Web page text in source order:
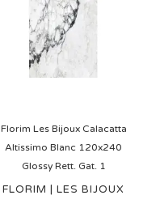
Florim Les Bijoux Calacatta
Altissimo Blanc 120x240
Glossy Rett. Gat. 1
FLORIM | LES BIJOUX